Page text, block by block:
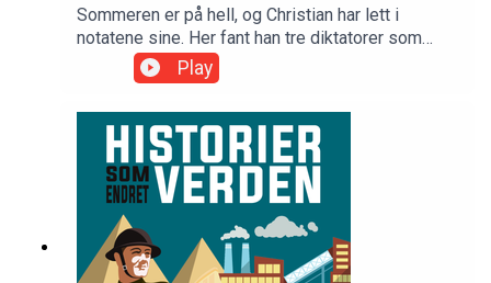
Sommeren er på hell, og Christian har lett i
notatene sine. Her fant han tre diktatorer som
kunne vært James Bond-skurker. Med i studio er
Simon Lynau.
Play